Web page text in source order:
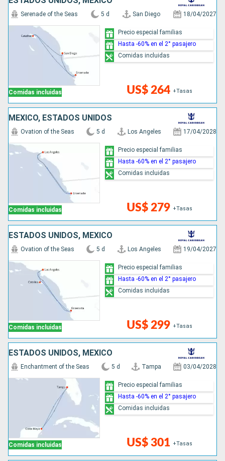
Comidas incluidas
Serenade of the Seas 5 d San Diego 18/04/2027
US$ 264 +Tasas
Precio especial familias
Hasta -60% en el 2° pasajero
Comidas incluidas
MÉXICO, ESTADOS UNIDOS
Comidas incluidas
Ovation of the Seas 5 d Los Angeles 17/04/2028
US$ 279 +Tasas
Precio especial familias
Hasta -60% en el 2° pasajero
Comidas incluidas
ESTADOS UNIDOS, MÉXICO
Comidas incluidas
Ovation of the Seas 5 d Los Angeles 19/04/2027
US$ 299 +Tasas
Precio especial familias
Hasta -60% en el 2° pasajero
Comidas incluidas
ESTADOS UNIDOS, MÉXICO
Comidas incluidas
Enchantment of the Seas 5 d Tampa 03/04/2028
US$ 301 +Tasas
Precio especial familias
Hasta -60% en el 2° pasajero
Comidas incluidas